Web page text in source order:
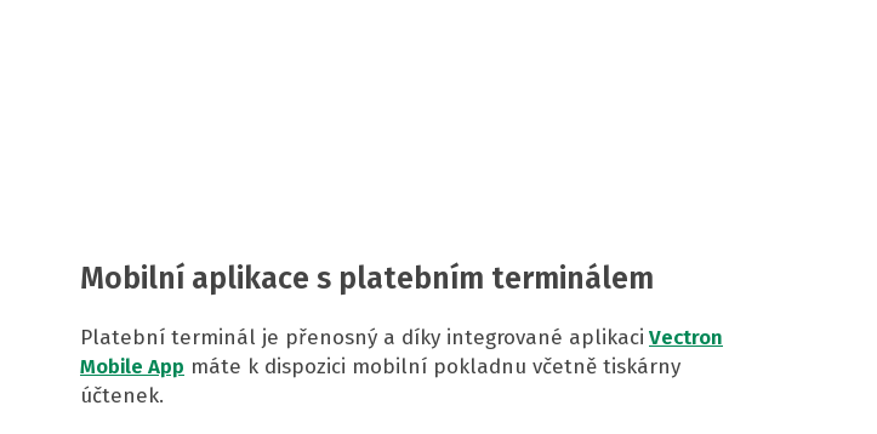
Mobilní aplikace s platebním terminálem
Platební terminál je přenosný a díky integrované aplikaci Vectron
Mobile App máte k dispozici mobilní pokladnu včetně tiskárny
účtenek.